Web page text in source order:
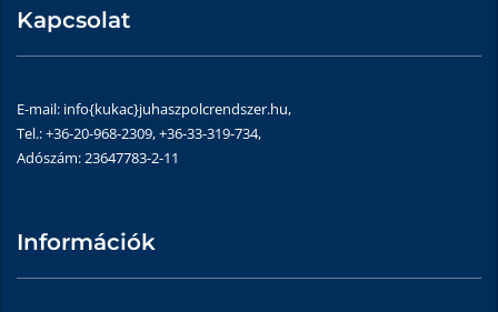
Kapcsolat
E-mail: info{kukac}juhaszpolcrendszer.hu,
Tel.: +36-20-968-2309, +36-33-319-734,
Adószám: 23647783-2-11
Információk